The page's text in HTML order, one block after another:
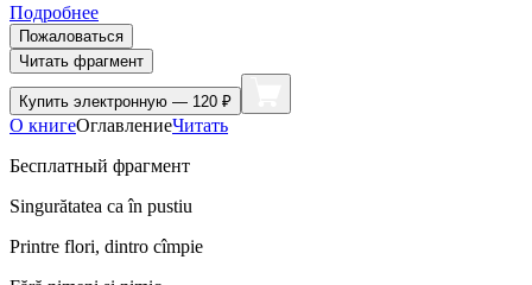
Подробнее
Пожаловаться
Читать фрагмент
Купить электронную — 120 ₽
О книгеОглавлениеЧитать
Бесплатный фрагмент
Singurătatea ca în pustiu
Printre flori, dintro cîmpie